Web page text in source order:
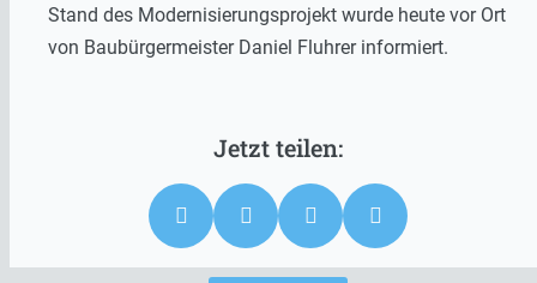
Stand des Modernisierungsprojekt wurde heute vor Ort
von Baubürgermeister Daniel Fluhrer informiert.